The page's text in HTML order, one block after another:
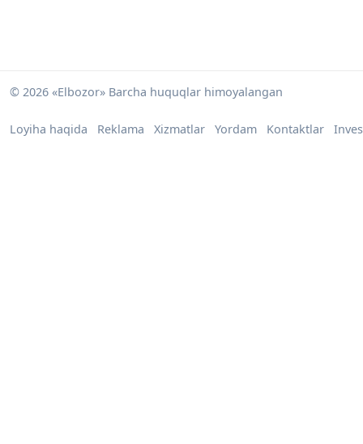
© 2026 «Elbozor» Barcha huquqlar himoyalangan
Loyiha haqida Reklama Xizmatlar Yordam Kontaktlar